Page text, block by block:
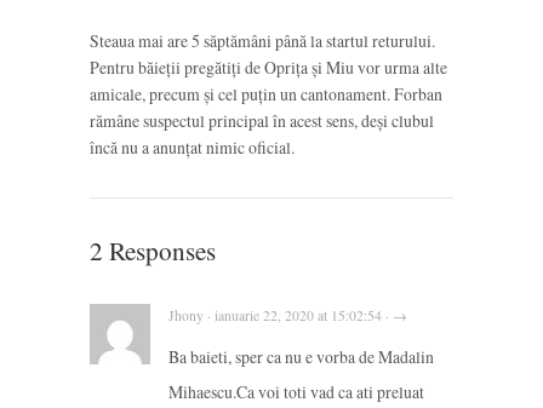
Steaua mai are 5 săptămâni până la startul returului.
Pentru băieții pregătiți de Oprița și Miu vor urma alte
amicale, precum și cel puțin un cantonament. Forban
rămâne suspectul principal în acest sens, deși clubul
încă nu a anunțat nimic oficial.
2 Responses
Jhony · ianuarie 22, 2020 at 15:02:54 · →
Ba baieti, sper ca nu e vorba de Madalin
Mihaescu.Ca voi toti vad ca ati preluat